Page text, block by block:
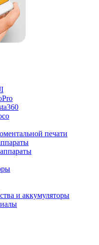
печати
и аккумуляторы